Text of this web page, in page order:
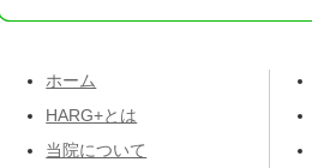
ホーム
HARG+とは
当院について